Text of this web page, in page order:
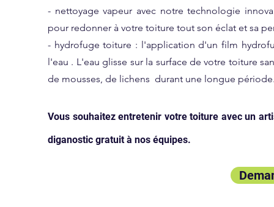
- nettoyage vapeur avec notre technologie
pour redonner à votre toiture tout son éclat et sa
- hydrofuge toiture : l'application d'un film
l'eau . L'eau glisse sur la surface de votre toiture
de mousses, de lichens durant une longue
Vous souhaitez entretenir votre toiture avec un
diganostic gratuit à nos équipes.